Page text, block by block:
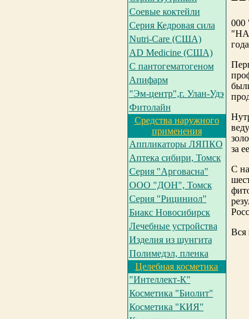
Соевые коктейли
Серия Кедровая сила
Nutri-Care (США)
AD Medicine (США)
С пантогематогеном
Апифарм
"Эм-центр",г. Улан-Удэ
Фитолайн
Средства наружного
применения
Аппликаторы ЛЯПКО
Аптека сибири, Томск
Серия "Арговасна"
ООО "ДОН", Томск
Серия "Рициниол"
Биакс Новосибирск
Лечебные устройства
Изделия из шунгита
Полимедэл, пленка
Целебная косметика
"Интеллект-К"
Косметика "Биолит"
Косметика "КИЯ"
за
С
Вся